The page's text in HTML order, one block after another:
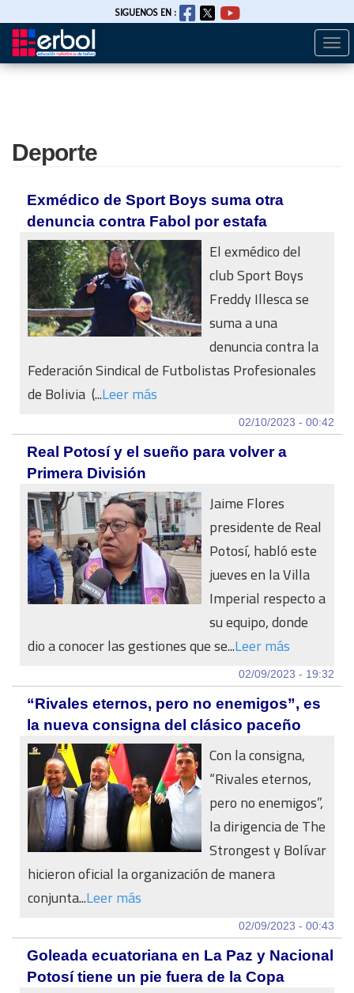
Pasar
SIGUENOS EN :
Deporte
Exmédico de Sport Boys suma otra
denuncia contra Fabol por estafa
El exmédico del
club Sport Boys
Freddy Illesca se
suma a una
denuncia contra la
Federación Sindical de Futbolistas Profesionales
de Bolivia (...Leer más
02/10/2023 - 00:42
Real Potosí y el sueño para volver a
Primera División
Jaime Flores
presidente de Real
Potosí, habló este
jueves en la Villa
Imperial respecto a
su equipo, donde
dio a conocer las gestiones que se...Leer más
02/09/2023 - 19:32
“Rivales eternos, pero no enemigos”, es
la nueva consigna del clásico paceño
Con la consigna,
“Rivales eternos,
pero no enemigos”,
la dirigencia de The
Strongest y Bolívar
hicieron oficial la organización de manera
conjunta...Leer más
02/09/2023 - 00:43
Goleada ecuatoriana en La Paz y Nacional
Potosí tiene un pie fuera de la Copa